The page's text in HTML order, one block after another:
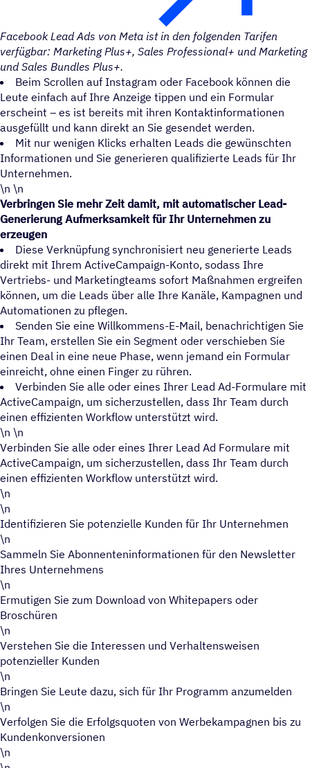
Facebook Lead Ads von Meta ist in den folgenden Tarifen
verfügbar: Marketing Plus+, Sales Professional+ und Marketing
und Sales Bundles Plus+.
Beim Scrollen auf Instagram oder Facebook können die
Leute einfach auf Ihre Anzeige tippen und ein Formular
erscheint – es ist bereits mit ihren Kontaktinformationen
ausgefüllt und kann direkt an Sie gesendet werden.
Mit nur wenigen Klicks erhalten Leads die gewünschten
Informationen und Sie generieren qualifizierte Leads für Ihr
Unternehmen.
\n \n
Verbringen Sie mehr Zeit damit, mit automatischer Lead-
Generierung Aufmerksamkeit für Ihr Unternehmen zu
erzeugen
Diese Verknüpfung synchronisiert neu generierte Leads
direkt mit Ihrem ActiveCampaign-Konto, sodass Ihre
Vertriebs- und Marketingteams sofort Maßnahmen ergreifen
können, um die Leads über alle Ihre Kanäle, Kampagnen und
Automationen zu pflegen.
Senden Sie eine Willkommens-E-Mail, benachrichtigen Sie
Ihr Team, erstellen Sie ein Segment oder verschieben Sie
einen Deal in eine neue Phase, wenn jemand ein Formular
einreicht, ohne einen Finger zu rühren.
Verbinden Sie alle oder eines Ihrer Lead Ad-Formulare mit
ActiveCampaign, um sicherzustellen, dass Ihr Team durch
einen effizienten Workflow unterstützt wird.
\n \n
Verbinden Sie alle oder eines Ihrer Lead Ad Formulare mit
ActiveCampaign, um sicherzustellen, dass Ihr Team durch
einen effizienten Workflow unterstützt wird.
\n
\n
Identifizieren Sie potenzielle Kunden für Ihr Unternehmen
\n
Sammeln Sie Abonnenteninformationen für den Newsletter
Ihres Unternehmens
\n
Ermutigen Sie zum Download von Whitepapers oder
Broschüren
\n
Verstehen Sie die Interessen und Verhaltensweisen
potenzieller Kunden
\n
Bringen Sie Leute dazu, sich für Ihr Programm anzumelden
\n
Verfolgen Sie die Erfolgsquoten von Werbekampagnen bis zu
Kundenkonversionen
\n